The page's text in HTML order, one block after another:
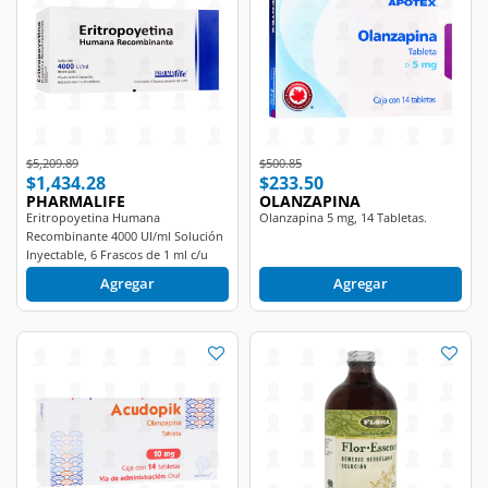
Price reduced from
$5,209.89to
$1,434.28
PHARMALIFE
Eritropoyetina Humana
Recombinante 4000 UI/ml Solución
Inyectable, 6 Frascos de 1 ml c/u
Pharmalife.
Agregar
Price reduced from
$500.85to
$233.50
OLANZAPINA
Olanzapina 5 mg, 14 Tabletas.
Agregar